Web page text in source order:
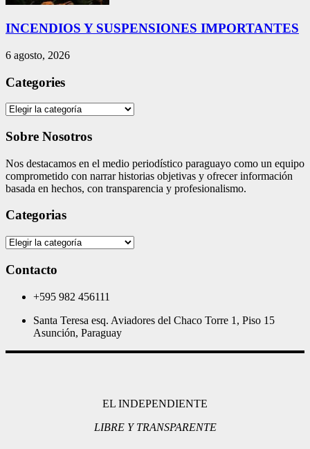
INCENDIOS Y SUSPENSIONES IMPORTANTES
6 agosto, 2026
Categories
Categories
Sobre Nosotros
Nos destacamos en el medio periodístico paraguayo como un equipo
comprometido con narrar historias objetivas y ofrecer información
basada en hechos, con transparencia y profesionalismo.
Categorias
Categorias
Contacto
+595 982 456111
Santa Teresa esq. Aviadores del Chaco Torre 1, Piso 15
Asunción, Paraguay
EL INDEPENDIENTE
LIBRE Y TRANSPARENTE